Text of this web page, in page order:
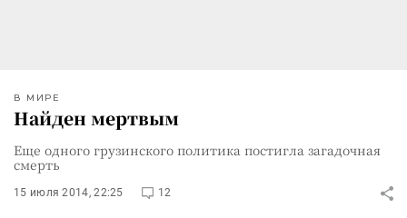
В МИРЕ
Найден мертвым
Еще одного грузинского политика постигла загадочная
смерть
15 июля 2014, 22:25 12